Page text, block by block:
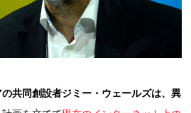
の共同創設者ジミー・ウェールズは、異